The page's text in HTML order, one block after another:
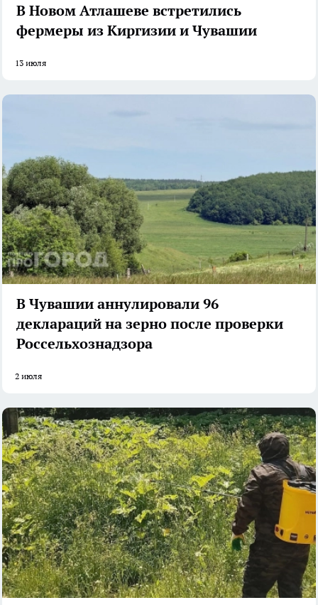
В Новом Атлашеве встретились
фермеры из Киргизии и Чувашии
13 июля
В Чувашии аннулировали 96
деклараций на зерно после проверки
Россельхознадзора
2 июля